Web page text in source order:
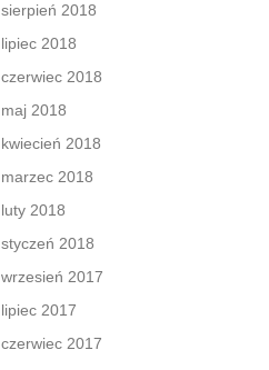
sierpień 2018
lipiec 2018
czerwiec 2018
maj 2018
kwiecień 2018
marzec 2018
luty 2018
styczeń 2018
wrzesień 2017
lipiec 2017
czerwiec 2017